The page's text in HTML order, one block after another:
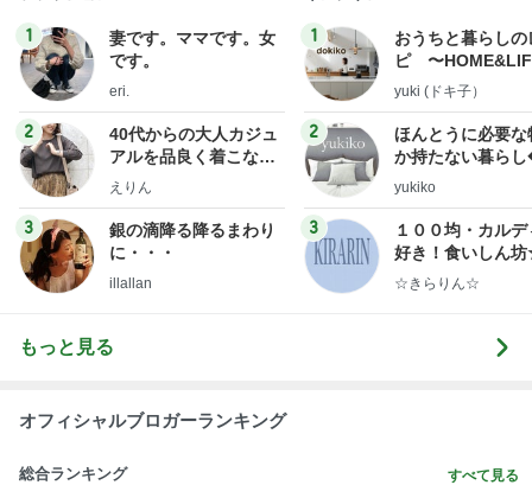
1
妻です。ママです。女
です。
eri.
2
40代からの大人カジュ
アルを品良く着こなす
ファッションブログ
えりん
3
銀の滴降る降るまわり
に・・・
illallan
1
おうちと暮らしの
ピ 〜
yuki (ドキ子）
2
ほんとうに必要な
か持たない暮ら
ep Life Simple◆
ンテリアのきろく
yukiko
3
１００均・カルデ
好き！食いしん
らりん☆のブログ
☆きらりん☆
もっと見る
オフィシャルブロガーランキング
総合ランキング すべて見る